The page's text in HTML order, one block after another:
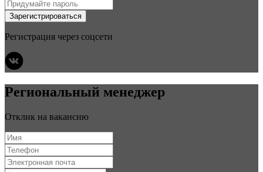
Зарегистрироваться
Регистрация через соцсети
Региональный менеджер
Отклик на вакансию